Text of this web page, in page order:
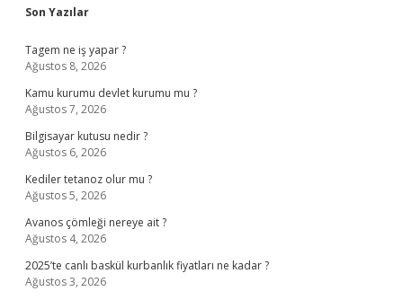
Sidebar
Son Yazılar
Tagem ne iş yapar ?
Ağustos 8, 2026
Kamu kurumu devlet kurumu mu ?
Ağustos 7, 2026
Bilgisayar kutusu nedir ?
Ağustos 6, 2026
Kediler tetanoz olur mu ?
Ağustos 5, 2026
Avanos çömleği nereye ait ?
Ağustos 4, 2026
2025’te canlı baskül kurbanlık fiyatları ne kadar ?
Ağustos 3, 2026